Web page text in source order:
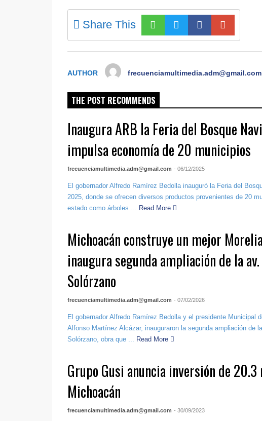
Share This
AUTHOR frecuenciamultimedia.adm@gmail.com
THE POST RECOMMENDS
Inaugura ARB la Feria del Bosque
impulsa economía de 20 municipios
frecuenciamultimedia.adm@gmail.com - 06/12/2025
El gobernador Alfredo Ramírez Bedolla inauguró la Feria del
2025, donde se ofrecen diversos productos provenientes de 20
estado como árboles ...
Read More
Michoacán construye un mejor
inaugura segunda ampliación de la
Solórzano
frecuenciamultimedia.adm@gmail.com - 07/02/2026
El gobernador Alfredo Ramírez Bedolla y el presidente Municipal
Alfonso Martínez Alcázar, inauguraron la segunda ampliación de
Solórzano, obra que ...
Read More
Grupo Gusi anuncia inversión de
Michoacán
frecuenciamultimedia.adm@gmail.com - 30/09/2023